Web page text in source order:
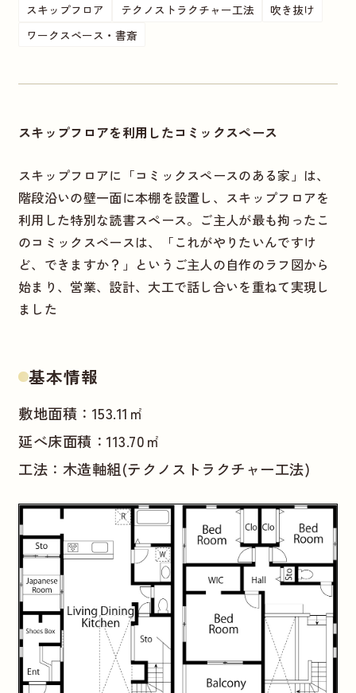
スキップフロア
テクノストラクチャー工法
吹き抜け
ワークスペース・書斎
スキップフロアを利用したコミックスペース
スキップフロアに「コミックスペースのある家」は、
階段沿いの壁一面に本棚を設置し、スキップフロアを
利用した特別な読書スペース。ご主人が最も拘ったこ
のコミックスペースは、「これがやりたいんですけ
ど、できますか？」というご主人の自作のラフ図から
始まり、営業、設計、大工で話し合いを重ねて実現し
ました
基本情報
敷地面積：153.11㎡
延べ床面積：113.70㎡
工法：木造軸組(テクノストラクチャー工法)